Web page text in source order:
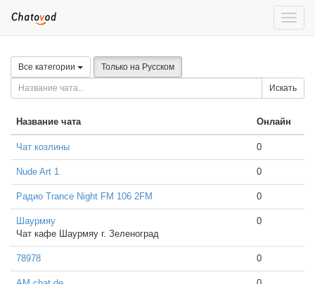
Toggle
Все категории Только на Русском
Искать
Название чата Онлайн
Чат козлины 0
Nude Art 1 0
Радио Trance Night FM 106 2FM 0
Шаурмяу
Чат кафе Шаурмяу г. Зеленоград
0
78978 0